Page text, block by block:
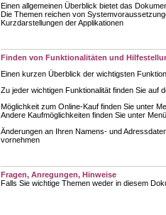
Einen allgemeinen Überblick bietet das
Die Themen reichen von
Kurzdarstellungen der Applikationen
Finden von Funktionalitäten und
Einen kurzen Überblick der wichtigsten
Zu jeder wichtigen Funktionalität finden Sie auf
Möglichkeit zum Online-Kauf finden Sie unter
Andere Kaufmöglichkeiten finden Sie unter
Änderungen an Ihren Namens- und
vornehmen
Fragen, Anregungen, Hinweise
Falls Sie wichtige Themen weder in diesem